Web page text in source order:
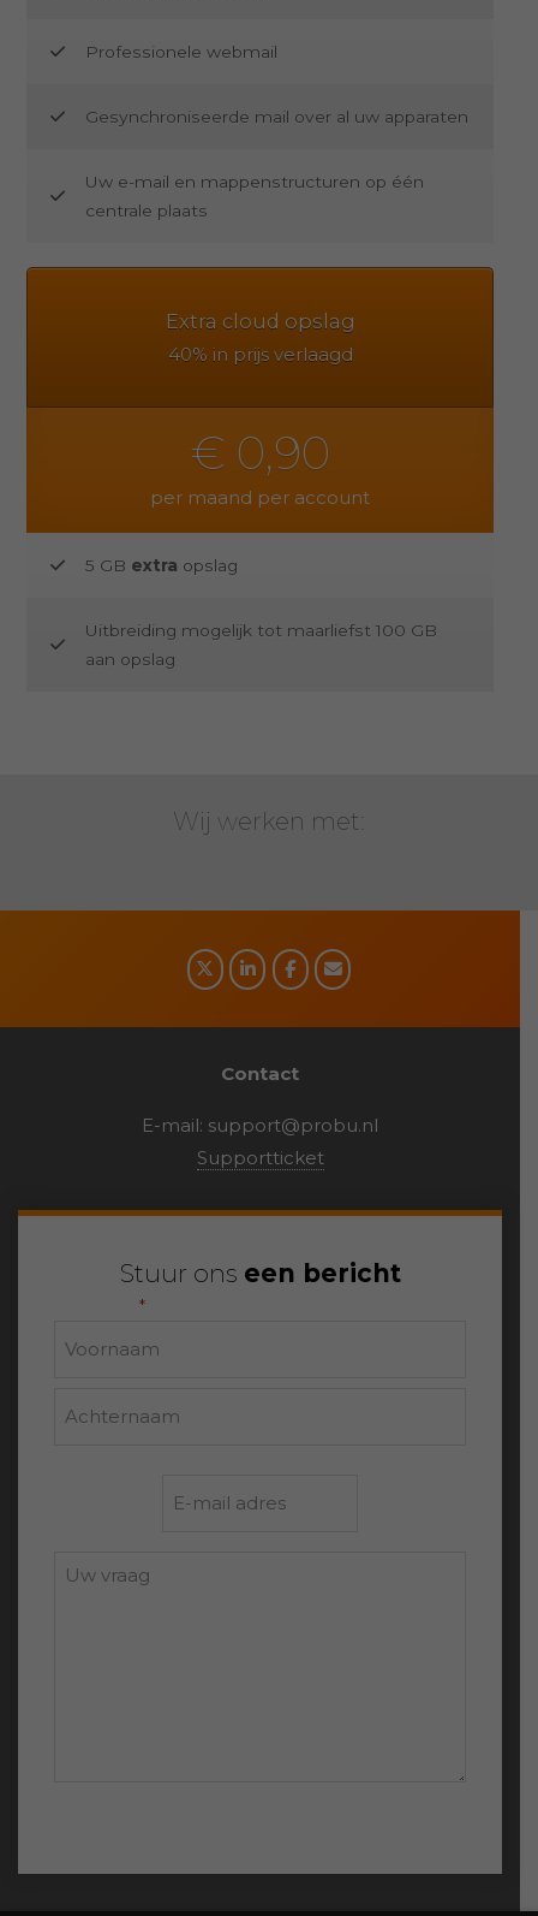
Professionele webmail
Gesynchroniseerde mail over al uw apparaten
Uw e-mail en mappenstructuren op één
centrale plaats
Extra cloud opslag
40% in prijs verlaagd
€ 0,90
per maand per account
5 GB extra opslag
Uitbreiding mogelijk tot maarliefst 100 GB
aan opslag
Wij werken met:
Contact
E-mail: support@probu.nl
Supportticket
Stuur ons een bericht
*" geeft vereiste velden aan
Uw